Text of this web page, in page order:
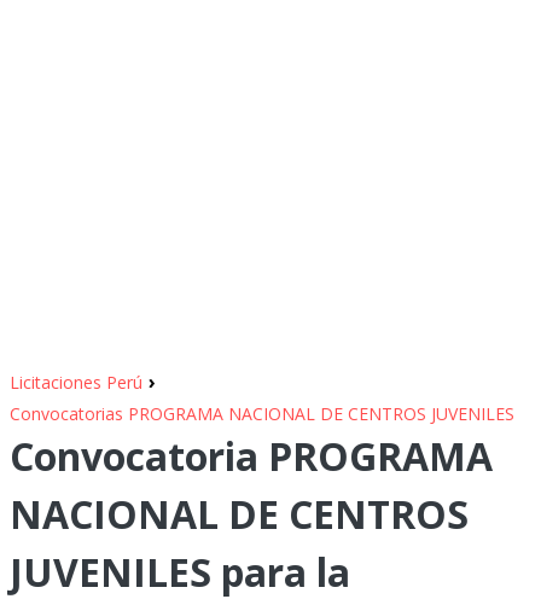
Licitaciones Perú ›
Convocatorias PROGRAMA NACIONAL DE CENTROS JUVENILES
Convocatoria PROGRAMA
NACIONAL DE CENTROS
JUVENILES para la